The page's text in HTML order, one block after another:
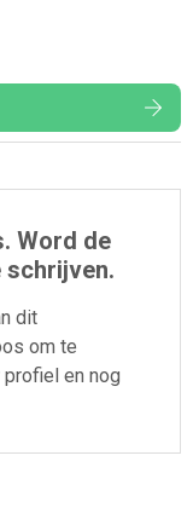
Word de
schrijven.
dit
om te
en nog